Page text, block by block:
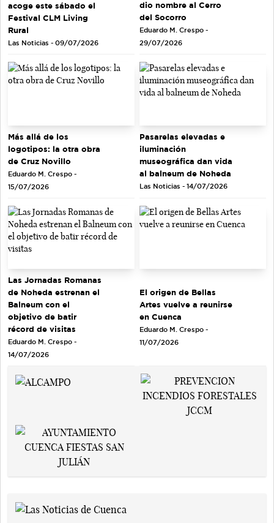
acoge este sábado el
Festival CLM Living
Rural
Las Noticias - 09/07/2026
dio nombre al Cerro
del Socorro
Eduardo M. Crespo -
29/07/2026
Más allá de los
logotipos: la otra obra
de Cruz Novillo
Eduardo M. Crespo -
15/07/2026
Pasarelas elevadas e
iluminación
museográfica dan vida
al balneum de Noheda
Las Noticias - 14/07/2026
Las Jornadas Romanas
de Noheda estrenan el
Balneum con el
objetivo de batir
récord de visitas
Eduardo M. Crespo -
14/07/2026
El origen de Bellas
Artes vuelve a reunirse
en Cuenca
Eduardo M. Crespo -
11/07/2026